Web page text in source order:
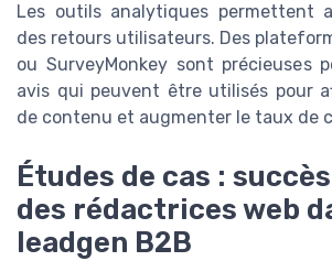
Les outils analytiques permettent
des retours utilisateurs. Des
ou SurveyMonkey sont précieuses
avis qui peuvent être utilisés pour
de contenu et augmenter le taux de
Études de cas :
des rédactrices web
leadgen B2B